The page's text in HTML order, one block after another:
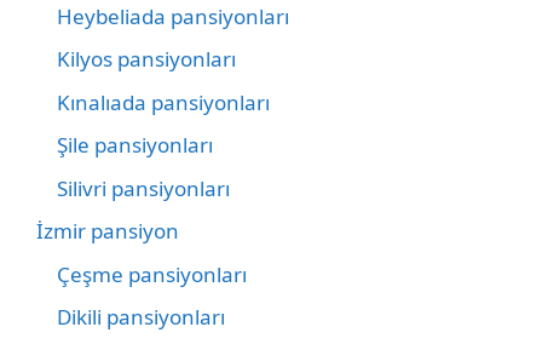
Heybeliada pansiyonları
Kilyos pansiyonları
Kınalıada pansiyonları
Şile pansiyonları
Silivri pansiyonları
İzmir pansiyon
Çeşme pansiyonları
Dikili pansiyonları